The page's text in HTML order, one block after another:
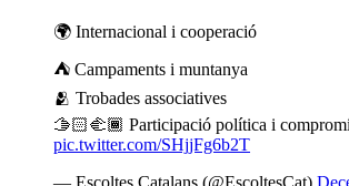
Sobre els formats de text
Continguts relacionats